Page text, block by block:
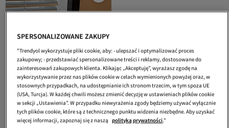
SPERSONALIZOWANE ZAKUPY
"Trendyol wykorzystuje pliki cookie, aby: - ulepszać i optymalizować proces
zakupowy; - przedstawiać spersonalizowane treści i reklamy, dostosowane do
zainteresowań zakupowych klienta. Klikając „Akceptuję”, wyrażasz zgodę na
wykorzystywanie przez nas plików cookie w celach wymienionych powyżej oraz, w
stosownych przypadkach, na udostępnianie ich stronom trzecim, w tym spoza UE
(USA, Turcja). W każdej chwili możesz zmienić decyzję w ustawieniach plików cookie
w sekcji „Ustawienia”. W przypadku niewyrażenia zgody będziemy używać wyłącznie
tych plików cookie, które są z technicznego punktu widzenia niezbędne. Aby uzyskać
więcej informacji, zapoznaj się z naszą polityką prywatności."